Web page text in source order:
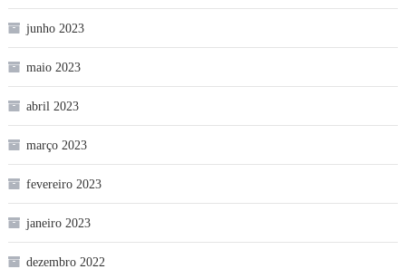
junho 2023
maio 2023
abril 2023
março 2023
fevereiro 2023
janeiro 2023
dezembro 2022